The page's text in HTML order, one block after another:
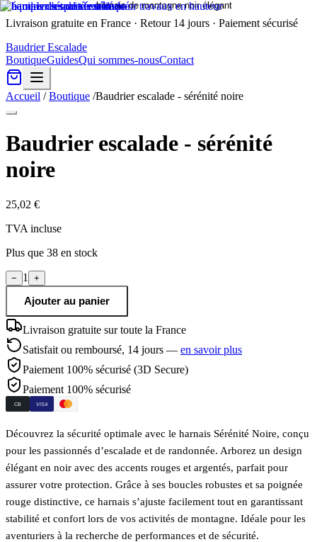
Livraison gratuite en France · Retour 14 jours · Paiement sécurisé
Baudrier Escalade
BoutiqueGuidesQui sommes-nousContact
Accueil / Boutique /Baudrier escalade - sérénité noire
Baudrier escalade - sérénité
noire
25,02 €
TVA incluse
Plus que 38 en stock
− 1 +
Ajouter au panier
Livraison gratuite sur toute la France
Satisfait ou remboursé, 14 jours — en savoir plus
Paiement 100% sécurisé (3D Secure)
Paiement 100% sécurisé
CB VISA
Découvrez la sécurité optimale avec le harnais Sérénité Noire, conçu
pour les passionnés d’escalade et de randonnée. Arborez un design
élégant en noir avec des accents rouges et argentés, parfait pour
assurer votre protection. Grâce à ses boucles robustes et sa poignée
rouge distinctive, ce harnais s’ajuste facilement tout en garantissant
stabilité et confort lors de vos activités de montagne. Idéale pour les
aventuriers à la recherche de performances et de sécurité.